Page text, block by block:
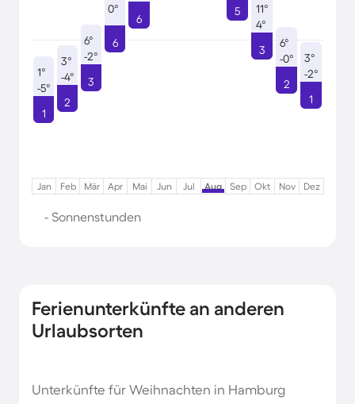
1°
-5°
1
3°
-4°
2
6°
-2°
3
0°
6
6
5
11°
4°
3
6°
-0°
2
3°
-2°
1
Jan Feb Mär Apr Mai Jun Jul Aug Sep Okt Nov Dez
- Sonnenstunden
Ferienunterkünfte an anderen
Urlaubsorten
Unterkünfte für Weihnachten in Hamburg